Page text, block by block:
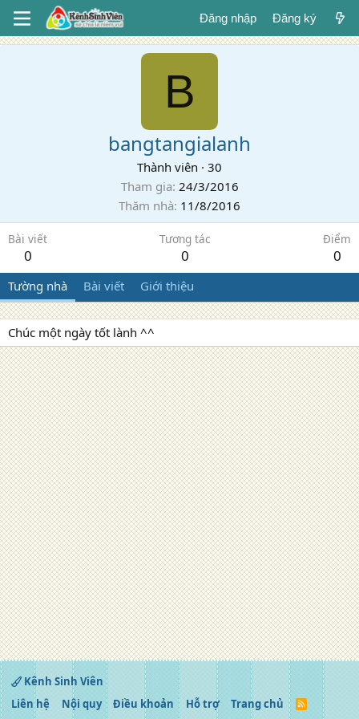
Đăng nhập Đăng ký
B
bangtangialanh
Thành viên · 30
Tham gia 24/3/2016
Thăm nhà 11/8/2016
Bài viết
0
Tương tác
0
Điểm
0
Tường nhà Bài viết Giới thiệu
Chúc một ngày tốt lành ^^
Kênh Sinh Viên
Liên hệ
Nội quy Điều khoản Hỗ trợ Trang chủ
R